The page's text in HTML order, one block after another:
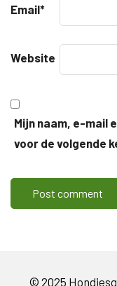
Email*
Website
Mijn naam, e-mail
voor de volgende
© 2025